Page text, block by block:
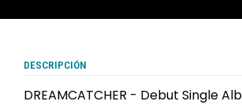
DESCRIPCIÓN
DREAMCATCHER - Debut Single